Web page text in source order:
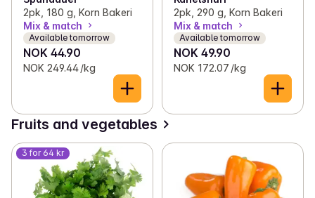
2pk, 180 g, Korn Bakeri
Mix & match
Available tomorrow
NOK 44.90
NOK 249.44 /kg
2pk, 290 g, Korn Bakeri
Mix & match
Available tomorrow
NOK 49.90
NOK 172.07 /kg
Fruits and vegetables
3 for 64 kr